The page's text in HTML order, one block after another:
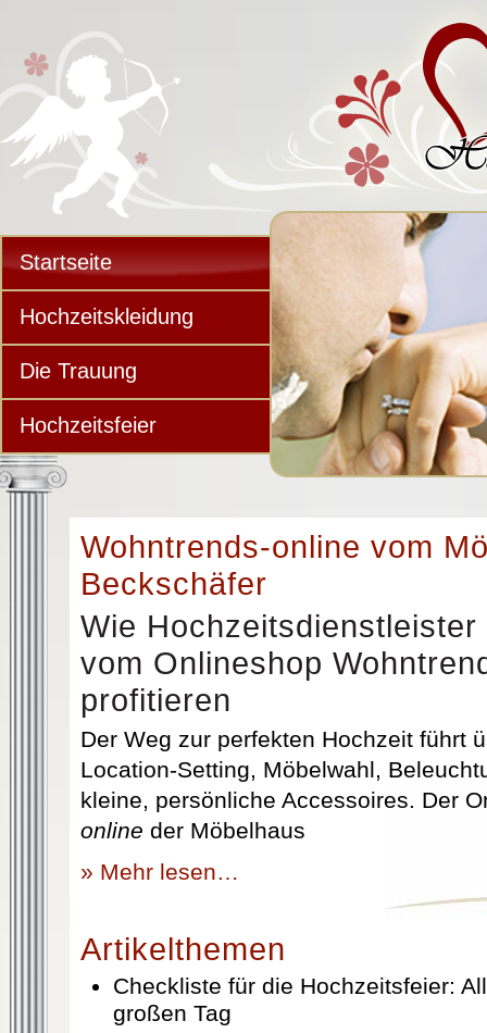
Startseite
Hochzeitskleidung
Die Trauung
Hochzeitsfeier
Wohntrends-online vom
Beckschäfer
Wie
vom Onlineshop
profitieren
Der Weg zur perfekten Hochzeit führt
Location-Setting, Möbelwahl,
kleine, persönliche Accessoires. Der
online der Möbelhaus
» Mehr lesen…
Artikelthemen
Checkliste für die Hochzeitsfeier:
großen Tag